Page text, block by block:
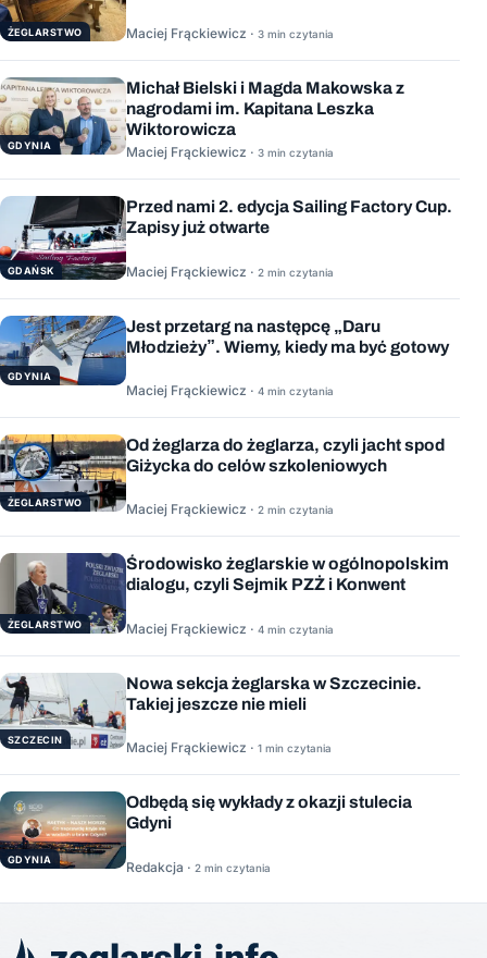
ŻEGLARSTWO Maciej Frąckiewicz · 3 min czytania
GDYNIA
Michał Bielski i Magda Makowska z
nagrodami im. Kapitana Leszka
Wiktorowicza
Maciej Frąckiewicz · 3 min czytania
GDAŃSK
Przed nami 2. edycja Sailing Factory Cup.
Zapisy już otwarte
Maciej Frąckiewicz · 2 min czytania
GDYNIA
Jest przetarg na następcę „Daru
Młodzieży”. Wiemy, kiedy ma być gotowy
Maciej Frąckiewicz · 4 min czytania
ŻEGLARSTWO
Od żeglarza do żeglarza, czyli jacht spod
Giżycka do celów szkoleniowych
Maciej Frąckiewicz · 2 min czytania
ŻEGLARSTWO
Środowisko żeglarskie w ogólnopolskim
dialogu, czyli Sejmik PZŻ i Konwent
Maciej Frąckiewicz · 4 min czytania
SZCZECIN
Nowa sekcja żeglarska w Szczecinie.
Takiej jeszcze nie mieli
Maciej Frąckiewicz · 1 min czytania
GDYNIA
Odbędą się wykłady z okazji stulecia
Gdyni
Redakcja · 2 min czytania